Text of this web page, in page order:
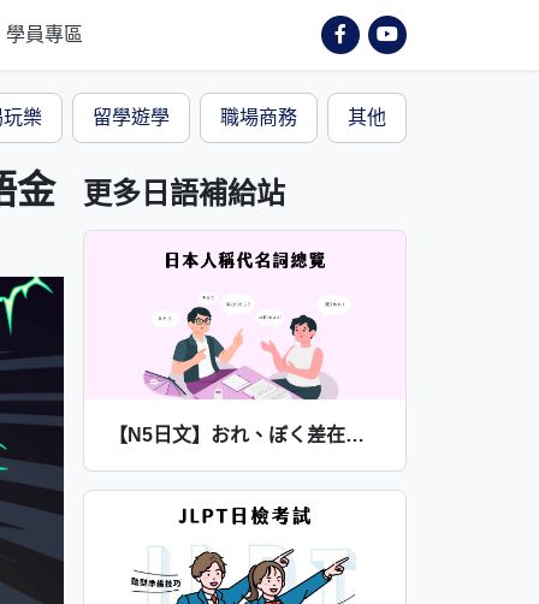
學員專區
玩樂 留學遊學 職場商務 其他
金
更多日語補給站
【N5日文】おれ、ぼく差在哪?人稱代名詞怎麼用?